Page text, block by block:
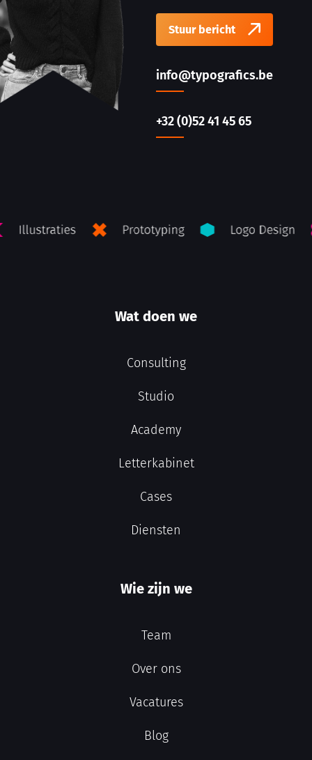
Stuur bericht
info@typografics.be
+32 (0)52 41 45 65
Wat doen we
Consulting
Studio
Academy
Letterkabinet
Cases
Diensten
Wie zijn we
Team
Over ons
Vacatures
Blog